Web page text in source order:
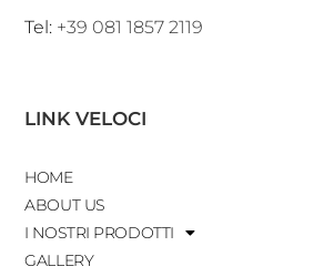
Tel: +39 081 1857 2119
LINK VELOCI
HOME
ABOUT US
I NOSTRI PRODOTTI
GALLERY